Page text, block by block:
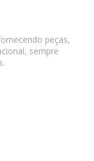
peças,
sempre